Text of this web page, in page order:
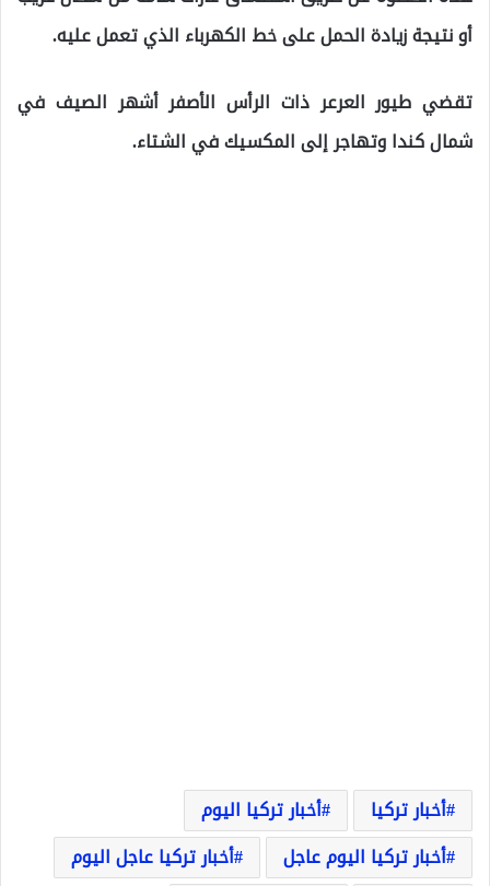
أو نتيجة زيادة الحمل على خط الكهرباء الذي تعمل عليه.
تقضي طيور العرعر ذات الرأس الأصفر أشهر الصيف في
شمال كندا وتهاجر إلى المكسيك في الشتاء.
أخبار تركيا
أخبار تركيا اليوم
أخبار تركيا اليوم عاجل
أخبار تركيا عاجل اليوم